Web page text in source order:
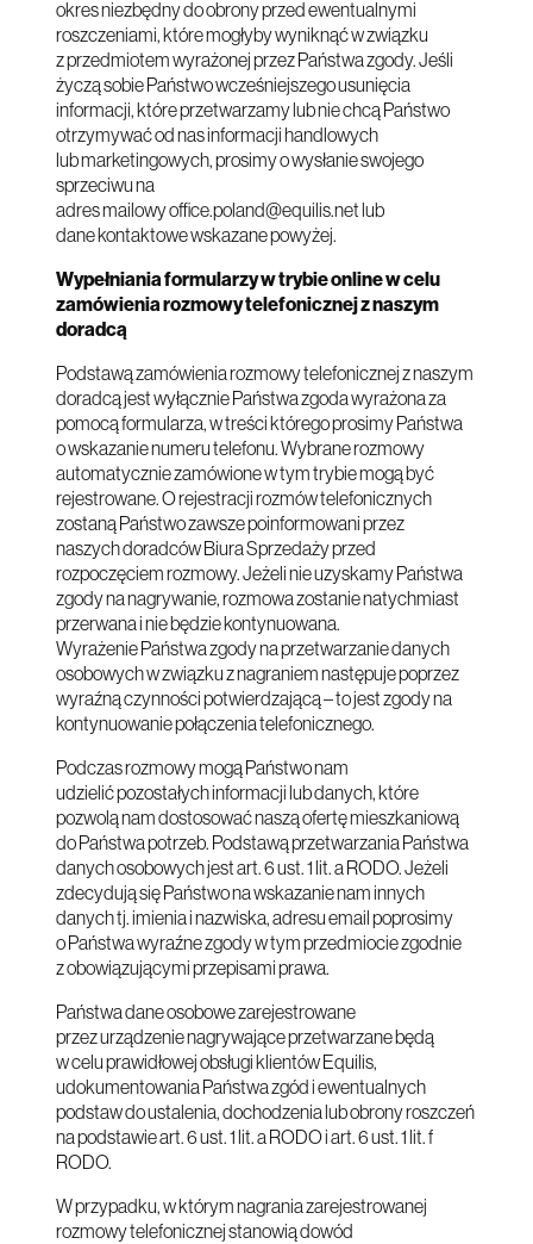
okres niezbędny do obrony przed ewentualnymi
roszczeniami, które mogłyby wyniknąć w związku
z przedmiotem wyrażonej przez Państwa zgody. Jeśli
życzą sobie Państwo wcześniejszego usunięcia
informacji, które przetwarzamy lub nie chcą Państwo
otrzymywać od nas informacji handlowych
lub marketingowych, prosimy o wysłanie swojego
sprzeciwu na
adres mailowyoffice.poland@equilis.net lub
dane kontaktowe wskazane powyżej.
Wypełniania formularzy w trybie online w celu
zamówienia rozmowy telefonicznej z naszym
doradcą
Podstawą zamówienia rozmowy telefonicznej z naszym
doradcą jest wyłącznie Państwa zgoda wyrażona za
pomocą formularza, w treści którego prosimy Państwa
o wskazanie numeru telefonu. Wybrane rozmowy
automatycznie zamówione w tym trybie mogą być
rejestrowane. O rejestracji rozmów telefonicznych
zostaną Państwo zawsze poinformowani przez
naszych doradców Biura Sprzedaży przed
rozpoczęciem rozmowy. Jeżeli nie uzyskamy Państwa
zgody na nagrywanie, rozmowa zostanie natychmiast
przerwana i nie będzie kontynuowana.
Wyrażenie Państwa zgody na przetwarzanie danych
osobowych w związku z nagraniem następuje poprzez
wyraźną czynności potwierdzającą – to jest zgody na
kontynuowanie połączenia telefonicznego.
Podczas rozmowy mogą Państwo nam
udzielić pozostałych informacji lub danych, które
pozwolą nam dostosować naszą ofertę mieszkaniową
do Państwa potrzeb. Podstawą przetwarzania Państwa
danych osobowych jest art. 6 ust. 1 lit. a RODO. Jeżeli
zdecydują się Państwo na wskazanie nam innych
danych tj. imienia i nazwiska, adresu email poprosimy
o Państwa wyraźne zgody w tym przedmiocie zgodnie
z obowiązującymi przepisami prawa.
Państwa dane osobowe zarejestrowane
przez urządzenie nagrywające przetwarzane będą
w celu prawidłowej obsługi klientów Equilis,
udokumentowania Państwa zgód i ewentualnych
podstaw do ustalenia, dochodzenia lub obrony roszczeń
na podstawie art. 6 ust. 1 lit. a RODO i art. 6 ust. 1 lit. f
RODO.
W przypadku, w którym nagrania zarejestrowanej
rozmowy telefonicznej stanowią dowód